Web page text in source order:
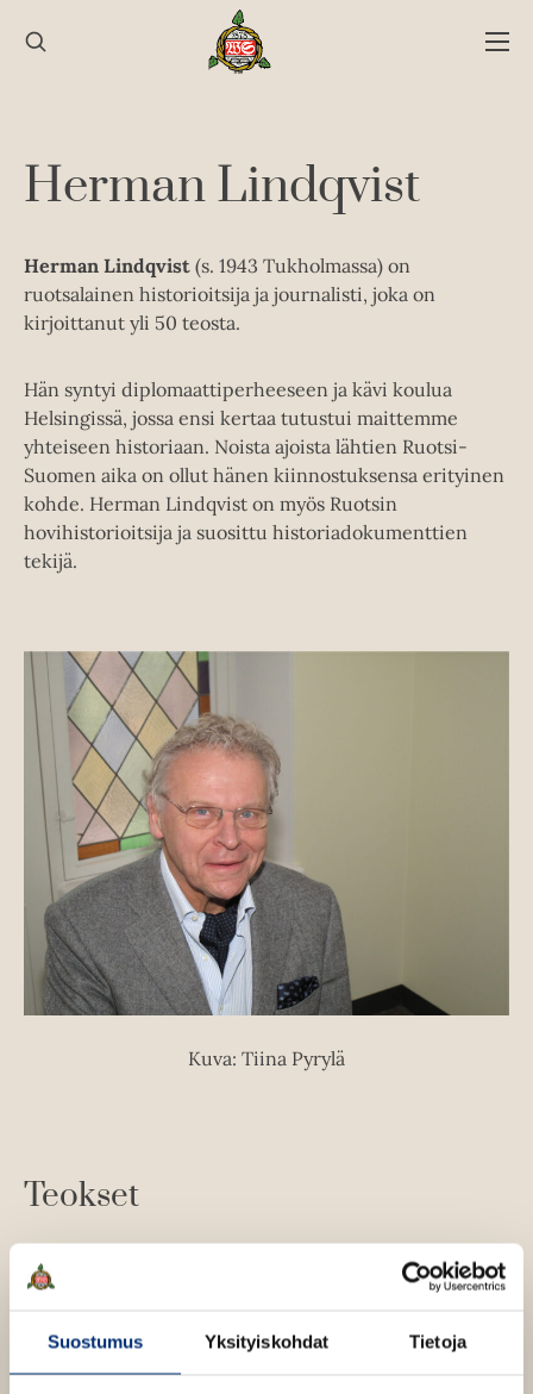
Suostumus Yksityiskohdat Tietoja
sisältöön
Herman Lindqvist
Herman Lindqvist (s. 1943 Tukholmassa) on
ruotsalainen historioitsija ja journalisti, joka on
kirjoittanut yli 50 teosta.
Hän syntyi diplomaattiperheeseen ja kävi koulua
Helsingissä, jossa ensi kertaa tutustui maittemme
yhteiseen historiaan. Noista ajoista lähtien Ruotsi-
Suomen aika on ollut hänen kiinnostuksensa erityinen
kohde. Herman Lindqvist on myös Ruotsin
hovihistorioitsija ja suosittu historiadokumenttien
tekijä.
Kuva: Tiina Pyrylä
Teokset